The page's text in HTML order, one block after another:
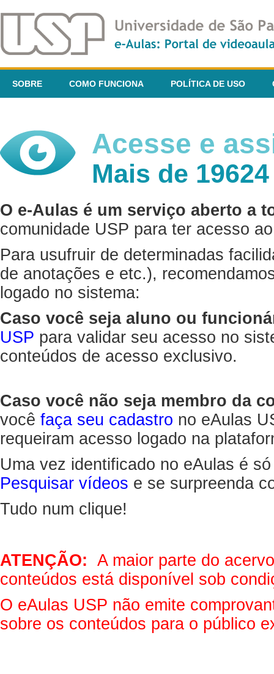
SOBRE COMO FUNCIONA POLÍTICA DE USO
Acesse e
Mais de
O e-Aulas é um serviço aberto a
comunidade USP para ter acesso
Para usufruir de determinadas
de anotações e etc.),
logado no sistema:
Caso você seja aluno ou
USP para validar seu acesso no
conteúdos de acesso exclusivo.
Caso você não seja membro da
você faça seu cadastro no eAulas
requeiram acesso logado na
Uma vez identificado no eAulas é
Pesquisar vídeos e se surpreenda
Tudo num clique!
ATENÇÃO: A maior parte do
conteúdos está disponível sob
O eAulas USP não emite
sobre os conteúdos para o público